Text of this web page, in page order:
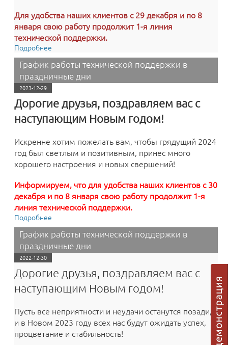
Для удобства наших клиентов с 29 декабря и по 8
января свою работу продолжит 1-я линия
технической поддержки.
Подробнее
праздничные дни
График работы технической поддержки в
праздничные дни
2023-12-29
Дорогие друзья, поздравляем вас с
наступающим Новым годом!
Искренне хотим пожелать вам, чтобы грядущий 2024
год был светлым и позитивным, принес много
хорошего настроения и новых свершений!
Информируем, что для удобства наших клиентов с 30
декабря и по 8 января свою работу продолжит 1-я
линия технической поддержки.
Подробнее
праздничные дни
График работы технической поддержки в
праздничные дни
2022-12-30
Дорогие друзья, поздравляем вас с
наступающим Новым годом!
Пусть все неприятности и неудачи останутся позади,
и в Новом 2023 году всех нас будут ожидать успех,
процветание и стабильность!